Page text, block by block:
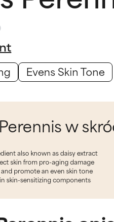
Evens Skin Tone
w
also known as daisy extract
skin from pro-aging damage
promote an even skin tone
skin-sensitizing components